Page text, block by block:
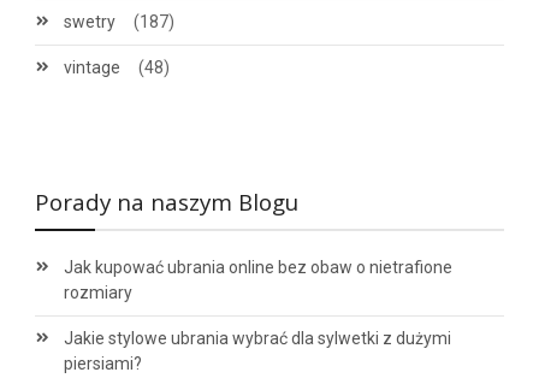
swetry (187)
vintage (48)
Porady na naszym Blogu
Jak kupować ubrania online bez obaw o nietrafione
rozmiary
Jakie stylowe ubrania wybrać dla sylwetki z dużymi
piersiami?